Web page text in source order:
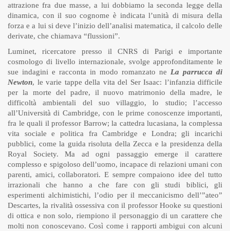
attrazione fra due masse, a lui dobbiamo la seconda legge della
dinamica, con il suo cognome è indicata l’unità di misura della
forza e a lui si deve l’inizio dell’analisi matematica, il calcolo delle
derivate, che chiamava “flussioni”.
Luminet, ricercatore presso il CNRS di Parigi e importante
cosmologo di livello internazionale, svolge approfonditamente le
sue indagini e racconta in modo romanzato ne La parrucca di
Newton, le varie tappe della vita del Ser Isaac: l’infanzia difficile
per la morte del padre, il nuovo matrimonio della madre, le
difficoltà ambientali del suo villaggio, lo studio; l’accesso
all’Università di Cambridge, con le prime conoscenze importanti,
fra le quali il professor Barrow; la cattedra lucasiana, la complessa
vita sociale e politica fra Cambridge e Londra; gli incarichi
pubblici, come la guida risoluta della Zecca e la presidenza della
Royal Society. Ma ad ogni passaggio emerge il carattere
complesso e spigoloso dell’uomo, incapace di relazioni umani con
parenti, amici, collaboratori. E sempre compaiono idee del tutto
irrazionali che hanno a che fare con gli studi biblici, gli
esperimenti alchimistichi, l’odio per il meccanicismo dell’”ateo”
Descartes, la rivalità ossessiva con il professor Hooke su questioni
di ottica e non solo, riempiono il personaggio di un carattere che
molti non conoscevano. Così come i rapporti ambigui con alcuni